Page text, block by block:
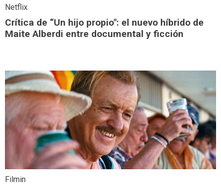
Netflix
Crítica de “Un hijo propio": el nuevo híbrido de
Maite Alberdi entre documental y ficción
Filmin